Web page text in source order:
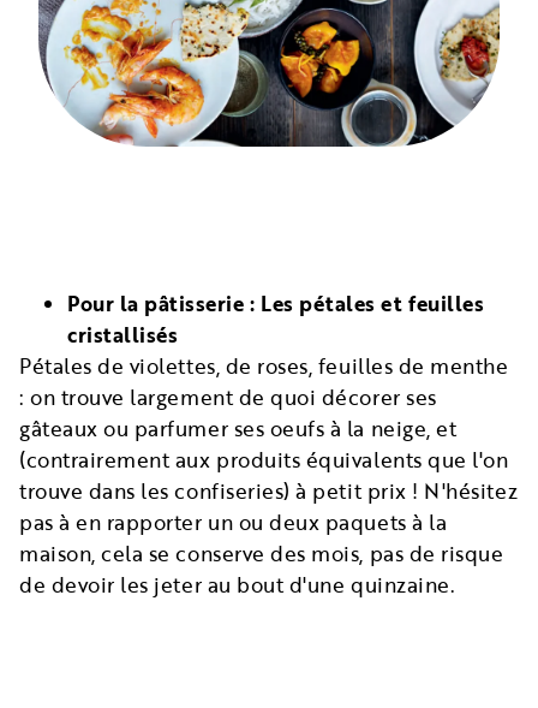
Pour la pâtisserie : Les pétales et feuilles
cristallisés
Pétales de violettes, de roses, feuilles de menthe
: on trouve largement de quoi décorer ses
gâteaux ou parfumer ses oeufs à la neige, et
(contrairement aux produits équivalents que l'on
trouve dans les confiseries) à petit prix ! N'hésitez
pas à en rapporter un ou deux paquets à la
maison, cela se conserve des mois, pas de risque
de devoir les jeter au bout d'une quinzaine.